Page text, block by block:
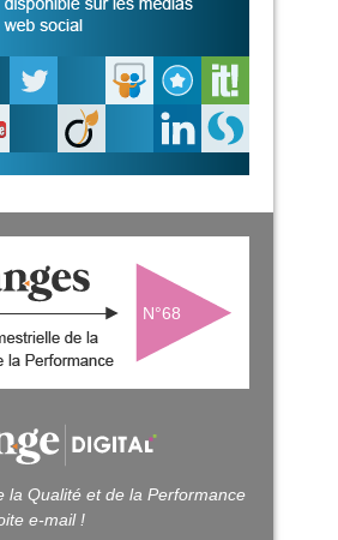
N°68
la Qualité et de la Performance
e-mail !